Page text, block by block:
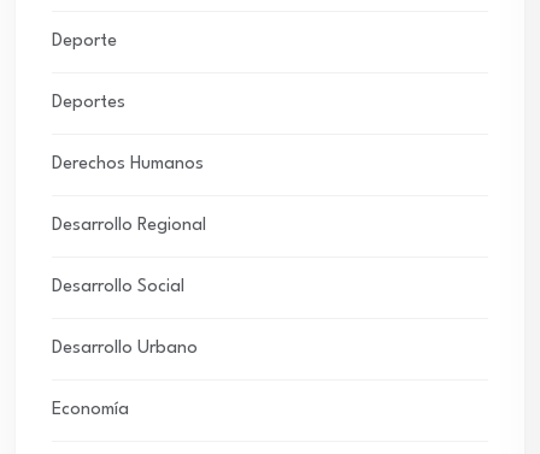
Deporte
Deportes
Derechos Humanos
Desarrollo Regional
Desarrollo Social
Desarrollo Urbano
Economía